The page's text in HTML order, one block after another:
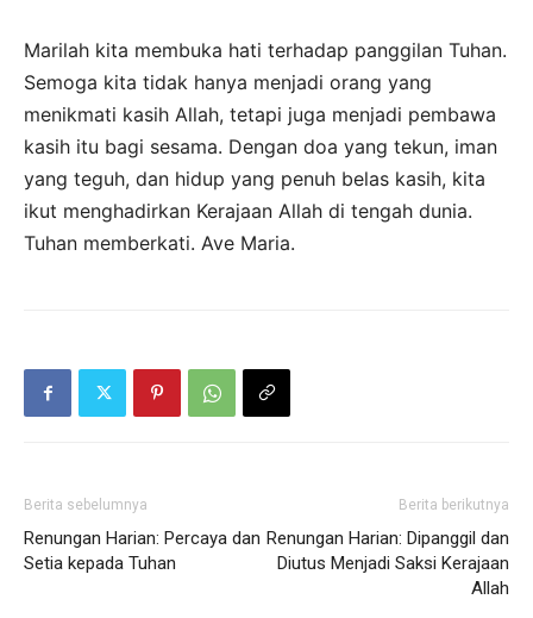
Marilah kita membuka hati terhadap panggilan Tuhan.
Semoga kita tidak hanya menjadi orang yang
menikmati kasih Allah, tetapi juga menjadi pembawa
kasih itu bagi sesama. Dengan doa yang tekun, iman
yang teguh, dan hidup yang penuh belas kasih, kita
ikut menghadirkan Kerajaan Allah di tengah dunia.
Tuhan memberkati. Ave Maria.
Berita sebelumnya
Renungan Harian: Percaya dan
Setia kepada Tuhan
Berita berikutnya
Renungan Harian: Dipanggil dan
Diutus Menjadi Saksi Kerajaan
Allah